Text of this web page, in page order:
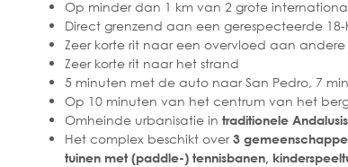
Op minder dan 1 km van 2 grote
Direct grenzend aan een gerespecteerde
Zeer korte rit naar een overvloed aan andere
Zeer korte rit naar het strand
5 minuten met de auto naar San Pedro, 7
Op 10 minuten van het centrum van het
Omheinde urbanisatie in traditionele
Het complex beschikt over3
tuinen met (paddle-) tennisbanen,